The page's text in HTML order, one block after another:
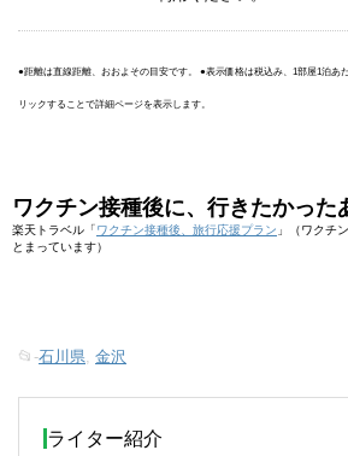
●距離は直線距離、おおよその目安です。 ●表示価格は税込み、1部屋1泊あ
リックすることで詳細ページを表示します。
ワクチン接種後に、行きたかった
楽天トラベル「ワクチン接種後、旅行応援プラン 」（ワクチ
とまっています）
📂-石川県 金沢
ライター紹介